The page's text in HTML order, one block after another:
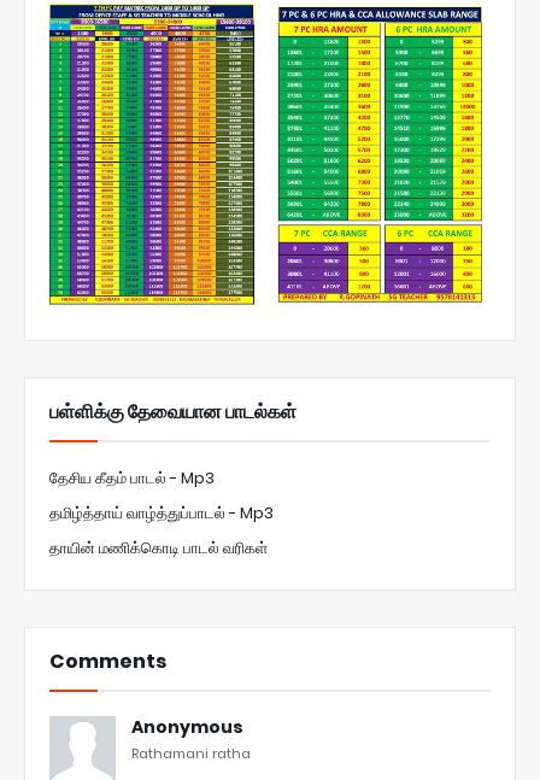
பள்ளிக்கு தேவையான பாடல்கள்
தேசிய கீதம் பாடல் - Mp3
தமிழ்த்தாய் வாழ்த்துப்பாடல் - Mp3
தாயின் மணிக்கொடி பாடல் வரிகள்
Comments
Anonymous
Rathamani ratha